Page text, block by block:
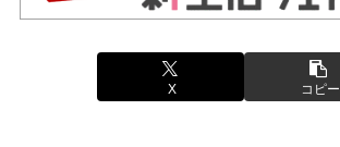
X コピー